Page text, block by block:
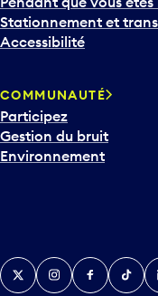
Stationnement et
Accessibilité
COMMUNAUTÉ
Participez
Gestion du bruit
Environnement
TwitterInstagramFacebook
TikTok